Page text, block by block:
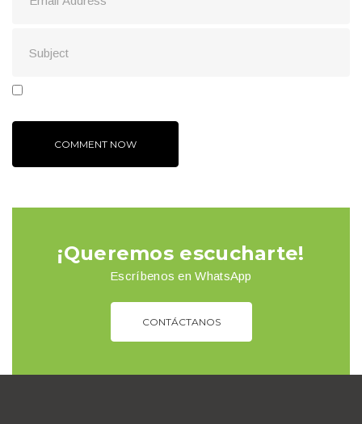
¡Queremos escucharte!
Escríbenos en WhatsApp
CONTÁCTANOS